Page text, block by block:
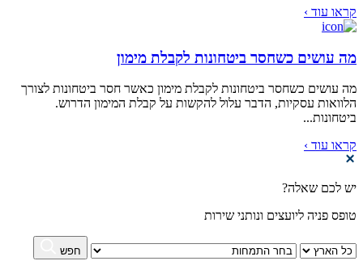
קראו עוד ›
מה עושים כשחסר ביטחונות לקבלת מימון
מה עושים כשחסר ביטחונות לקבלת מימון כאשר חסר ביטחונות לצורך
הלוואות עסקיות, הדבר עלול להקשות על קבלת המימון הדרוש.
ביטחונות...
קראו עוד ›
יש לכם שאלה?
טופס פניה ליועצים ונותני שירות
חפש